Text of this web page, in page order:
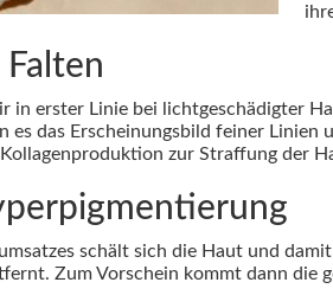
in erster Linie bei lichtgeschädigter
es das Erscheinungsbild feiner
zur Straffung der
schält sich die Haut und
Zum Vorschein kommt dann die